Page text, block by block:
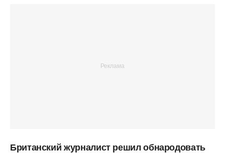
Британский журналист решил обнародовать